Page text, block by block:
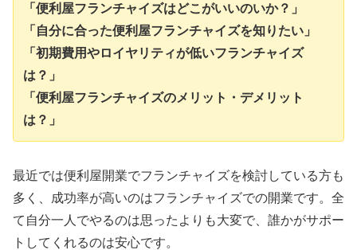
「便利屋フランチャイズはどこがいいのいか？」
「自分に合った便利屋フランチャイズを知りたい」
「初期費用やロイヤリティが低いフランチャイズ
は？」
「便利屋フランチャイズのメリット・デメリット
は？」
最近では便利屋開業でフランチャイズを検討している方も
多く、成功率が高いのはフランチャイズでの開業です。全
て自分一人でやるのは思ったよりも大変で、誰かがサポー
トしてくれるのは安心です。